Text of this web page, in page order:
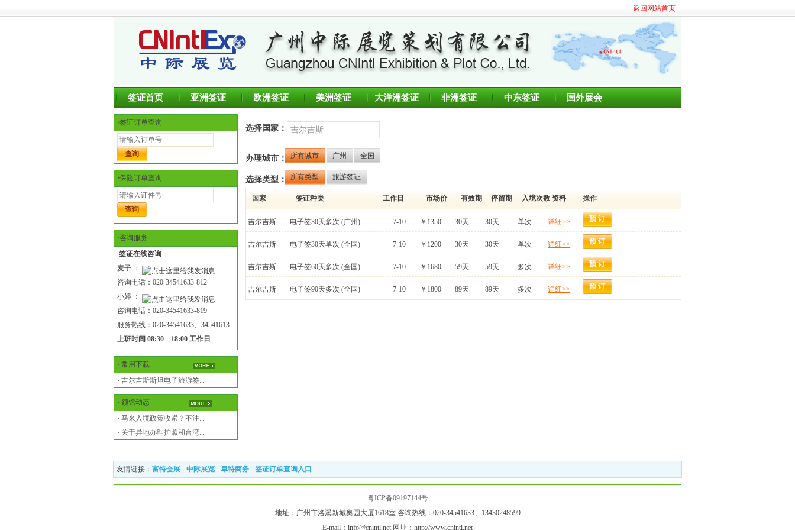
返回网站首页
签证首页 亚洲签证 欧洲签证 美洲签证 大洋洲签证 非洲签证 中东签证 国外展会
·签证订单查询
·保险订单查询
·咨询服务
签证在线咨询
麦子 ：
咨询电话：020-34541633-812
小婷 ：
咨询电话：020-34541633-819
服务热线：020-34541633、34541613
上班时间 08:30—18:00 工作日
· 常用下载
· 吉尔吉斯斯坦电子旅游签...
· 领馆动态
· 马来入境政策收紧？不注...
· 关于异地办理护照和台湾...
选择国家：
办理城市： 所有城市 广州 全国
选择类型： 所有类型 旅游签证
国家 签证种类 工作日 市场价 有效期 停留期 入境次数 资料 操作
吉尔吉斯 电子签30天多次 (广州) 7-10 ￥1350 30天 30天 单次 详细>> 预 订
吉尔吉斯 电子签30天单次 (全国) 7-10 ￥1200 30天 30天 单次 详细>> 预 订
吉尔吉斯 电子签60天多次 (全国) 7-10 ￥1680 59天 59天 多次 详细>> 预 订
吉尔吉斯 电子签90天多次 (全国) 7-10 ￥1800 89天 89天 多次 详细>> 预 订
友情链接： 富特会展 中际展览 阜特商务 签证订单查询入口
粤ICP备09197144号
地址：广州市洛溪新城奥园大厦1618室 咨询热线：020-34541633、13430248599
E-mail：info@cnintl.net 网址：http://www.cnintl.net